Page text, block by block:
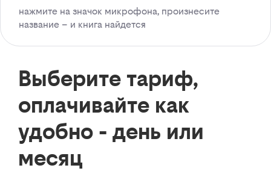
нажмите на значок микрофона, произнесите
название – и книга найдется
Выберите тариф,
оплачивайте как
удобно - день или
месяц